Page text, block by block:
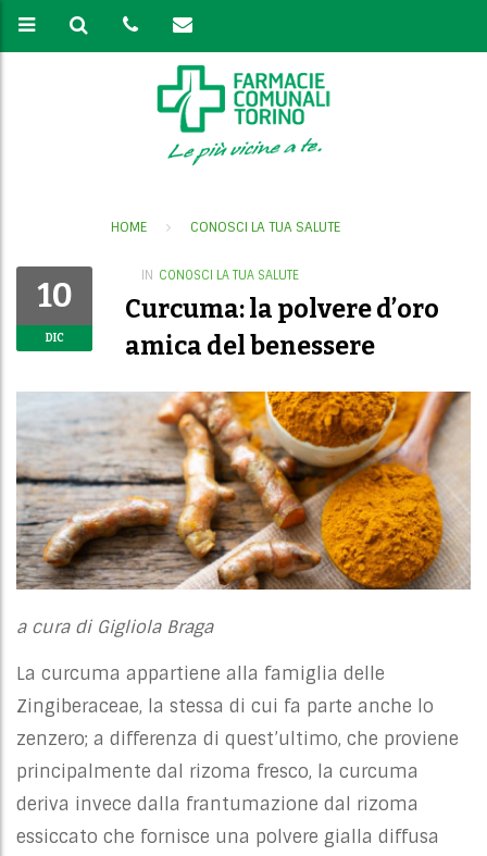
HOME CONOSCI LA TUA SALUTE
10
DIC
IN CONOSCI LA TUA SALUTE
Curcuma: la polvere d’oro
amica del benessere
a cura di Gigliola Braga
La curcuma appartiene alla famiglia delle
Zingiberaceae, la stessa di cui fa parte anche lo
zenzero; a differenza di quest’ultimo, che proviene
principalmente dal rizoma fresco, la curcuma
deriva invece dalla frantumazione dal rizoma
essiccato che fornisce una polvere gialla diffusa